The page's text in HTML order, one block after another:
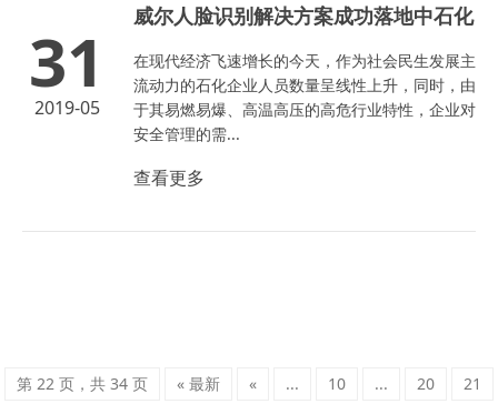
31
2019-05
威尔人脸识别解决方案成功落地中石化
在现代经济飞速增长的今天，作为社会民生发展主
流动力的石化企业人员数量呈线性上升，同时，由
于其易燃易爆、高温高压的高危行业特性，企业对
安全管理的需...
查看更多
第 22 页，共 34 页 « 最新 « ... 10 ... 20
21